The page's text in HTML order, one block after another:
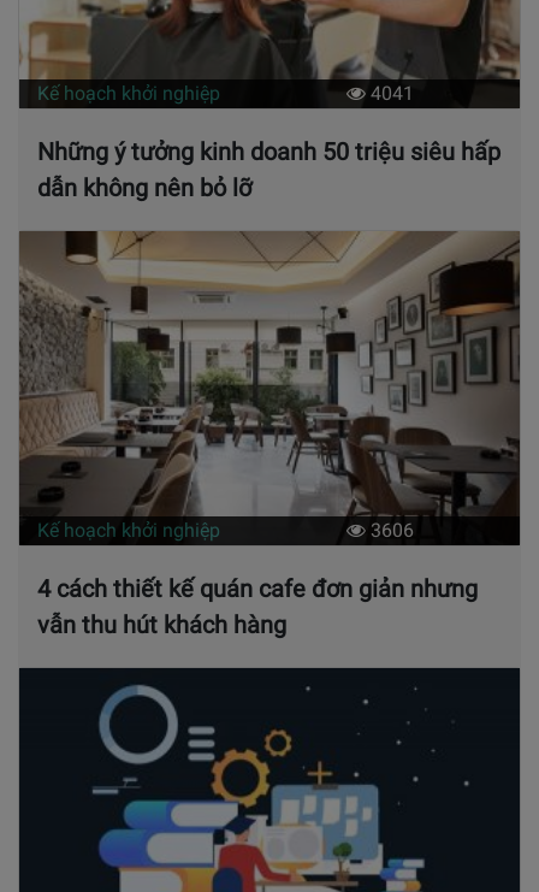
Kế hoạch khởi nghiệp 4041
Những ý tưởng kinh doanh 50 triệu siêu hấp
dẫn không nên bỏ lỡ
Kế hoạch khởi nghiệp 3606
4 cách thiết kế quán cafe đơn giản nhưng
vẫn thu hút khách hàng